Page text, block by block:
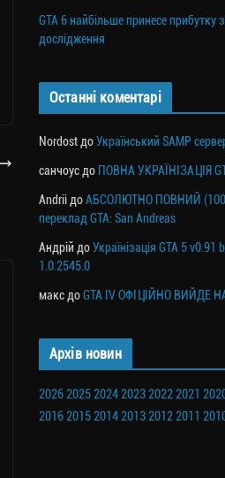
GTA 6 найбільше принесе прибутку
дослідження
Останні коментарі
Nordost доУкраїнський SAMP
санчоус до ПОВНА УКРАЇНІЗАЦІЯ
Andrii доАБСОЛЮТНО ПОВНИЙ
переклад GTA: San Andreas
Андрій доУкраїнізація GTA 5 v0.91
1.0.2545.0
макс доGTA IV ОФІЦІЙНО ВИЙДЕ
Архів новин
202620252024202320222021
201620152014201320122011